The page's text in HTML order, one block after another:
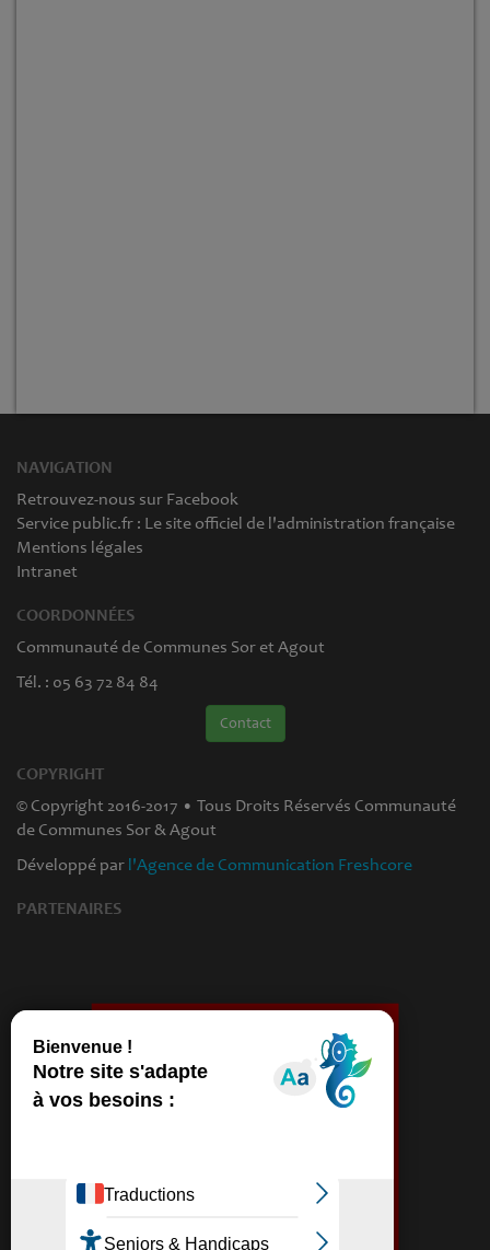
NAVIGATION
Retrouvez-nous sur Facebook
Service public.fr : Le site officiel de l'administration française
Mentions légales
Intranet
COORDONNÉES
Communauté de Communes Sor et Agout
Tél. : 05 63 72 84 84
Contact
COPYRIGHT
© Copyright 2016-2017 • Tous Droits Réservés Communauté
de Communes Sor & Agout
Développé par l'Agence de Communication Freshcore
PARTENAIRES